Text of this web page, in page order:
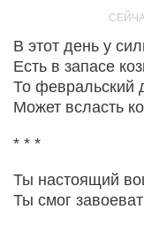
В этот день у
Есть в запасе
То февральский
Может всласть
* * *
Ты настоящий
Ты смог